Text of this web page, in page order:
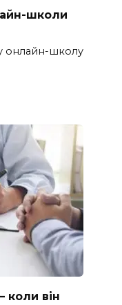
школи
онлайн-школу
коли він